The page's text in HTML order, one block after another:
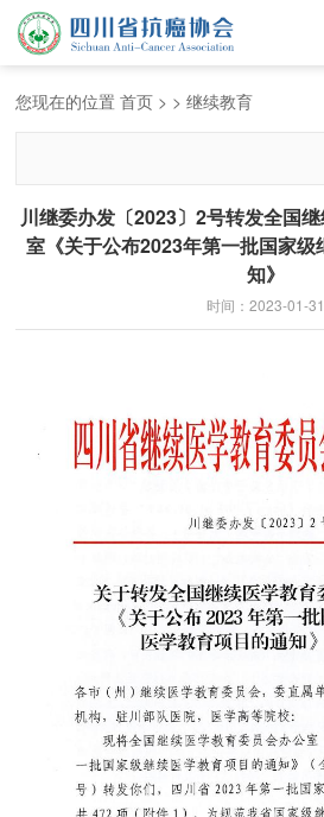
会员服务
您现在的位置首页 > >继续教育
川继委办发〔2023〕2号转发全国
室《关于公布2023年第一批国家
知》
时间：2023-01-31